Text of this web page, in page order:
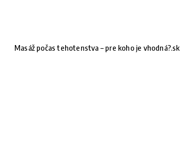
Masáž počas tehotenstva – pre koho je vhodná?.sk